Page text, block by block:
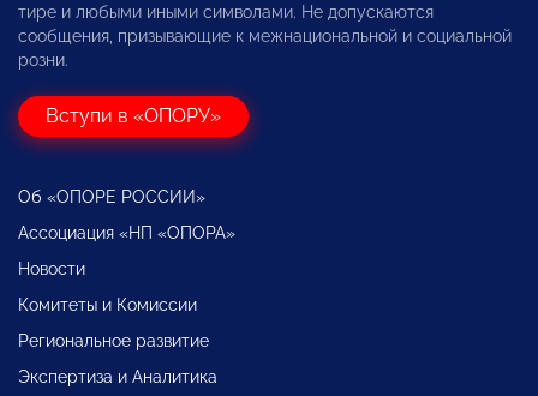
тире и любыми иными символами. Не допускаются
сообщения, призывающие к межнациональной и социальной
розни.
Вступи в «ОПОРУ»
Об «ОПОРЕ РОССИИ»
Ассоциация «НП «ОПОРА»
Новости
Комитеты и Комиссии
Региональное развитие
Экспертиза и Аналитика